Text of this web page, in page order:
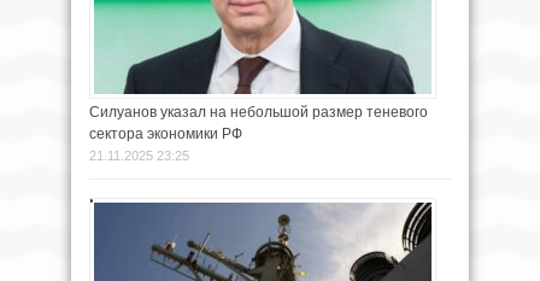
Силуанов указал на небольшой размер теневого
сектора экономики РФ
21.11.2025 23:25